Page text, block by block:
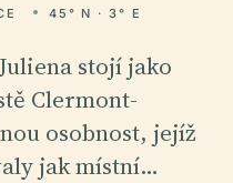
45° N · 3° E
stojí jako
Clermont-
osobnost, jejíž
jak místní…